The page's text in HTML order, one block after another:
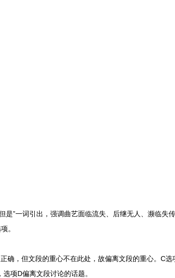
”一词引出，强调曲艺面临流失、后继无人、濒临失
。
，但文段的重心不在此处，故偏离文段的重心。C选
项D偏离文段讨论的话题。